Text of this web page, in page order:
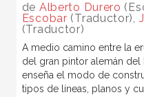
de Alberto Durero
Escobar (Traductor),
(Traductor)
A medio camino entre la
del gran pintor alemán
enseña el modo de
tipos de líneas, planos y